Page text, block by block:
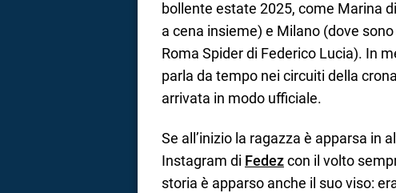
bollente estate 2025, come Marina
a cena insieme) e Milano (dove
Roma Spider di Federico Lucia). In
parla da tempo nei circuiti della
arrivata in modo ufficiale.
Se all’inizio la ragazza è apparsa in
Instagram di Fedezcon il volto
storia è apparso anche il suo viso: